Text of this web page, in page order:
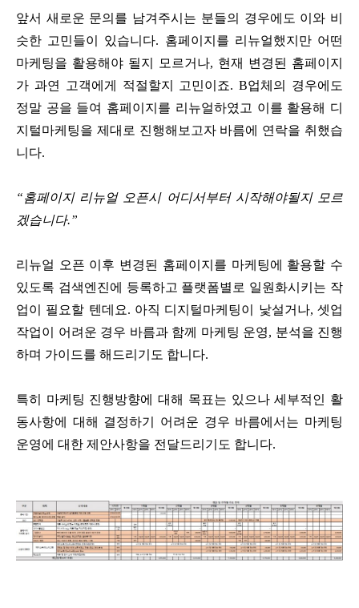
앞서 새로운 문의를 남겨주시는 분들의 경우에도 이와 비
슷한 고민들이 있습니다. 홈페이지를 리뉴얼했지만 어떤
마케팅을 활용해야 될지 모르거나, 현재 변경된 홈페이지
가 과연 고객에게 적절할지 고민이죠. B업체의 경우에도
정말 공을 들여 홈페이지를 리뉴얼하였고 이를 활용해 디
지털마케팅을 제대로 진행해보고자 바름에 연락을 취했습
니다.
“홈페이지 리뉴얼 오픈시 어디서부터 시작해야될지 모르
겠습니다.”
리뉴얼 오픈 이후 변경된 홈페이지를 마케팅에 활용할 수
있도록 검색엔진에 등록하고 플랫폼별로 일원화시키는 작
업이 필요할 텐데요. 아직 디지털마케팅이 낯설거나, 셋업
작업이 어려운 경우 바름과 함께 마케팅 운영, 분석을 진행
하며 가이드를 해드리기도 합니다.
특히 마케팅 진행방향에 대해 목표는 있으나 세부적인 활
동사항에 대해 결정하기 어려운 경우 바름에서는 마케팅
운영에 대한 제안사항을 전달드리기도 합니다.